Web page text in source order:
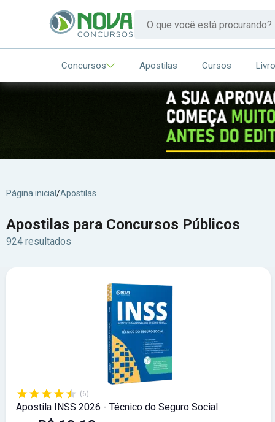
Concursos Apostilas Cursos
Página inicial /Apostilas
Apostilas para Concursos Públicos
924 resultados
(6)
Apostila INSS 2026 - Técnico do Seguro Social